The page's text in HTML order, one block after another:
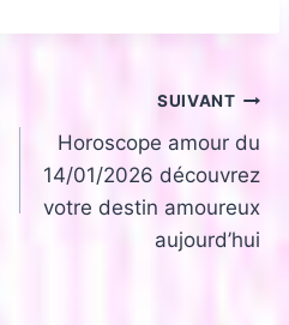
SUIVANT
Horoscope amour du
14/01/2026 découvrez
votre destin amoureux
aujourd’hui